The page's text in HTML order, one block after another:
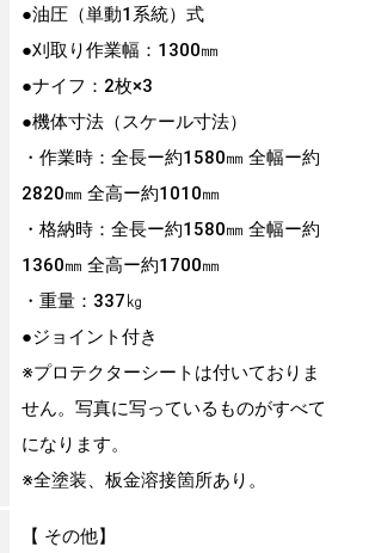
●油圧（単動1系統）式
●刈取り作業幅：1300㎜
●ナイフ：2枚×3
●機体寸法（スケール寸法）
・作業時：全長ー約1580㎜ 全幅ー約
2820㎜ 全高ー約1010㎜
・格納時：全長ー約1580㎜ 全幅ー約
1360㎜ 全高ー約1700㎜
・重量：337㎏
●ジョイント付き
※プロテクターシートは付いておりま
せん。写真に写っているものがすべて
になります。
※全塗装、板金溶接箇所あり。
【 その他】